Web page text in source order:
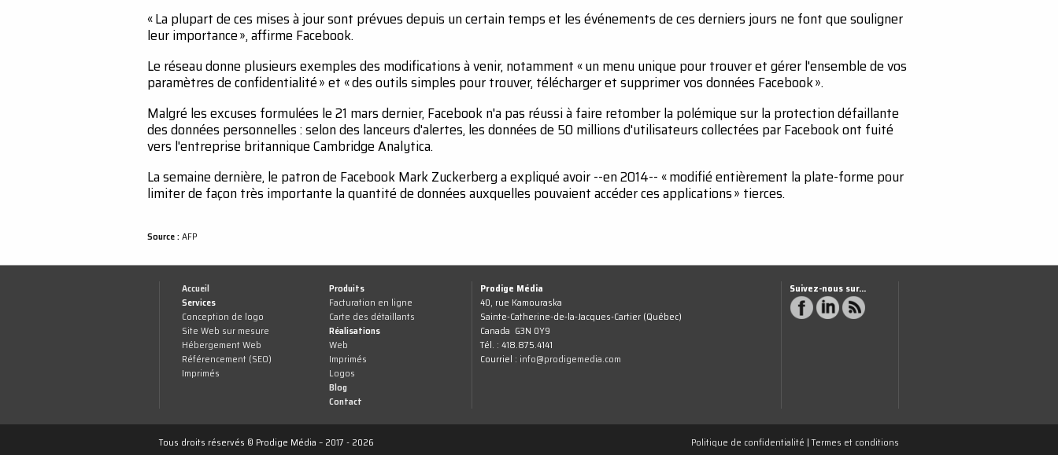
« La plupart de ces mises à jour sont prévues depuis un certain temps et les événements de ces derniers jours ne font que souligner
leur importance », affirme Facebook.
Le réseau donne plusieurs exemples des modifications à venir, notamment « un menu unique pour trouver et gérer l'ensemble de vos
paramètres de confidentialité » et « des outils simples pour trouver, télécharger et supprimer vos données Facebook ».
Malgré les excuses formulées le 21 mars dernier, Facebook n'a pas réussi à faire retomber la polémique sur la protection défaillante
des données personnelles : selon des lanceurs d'alertes, les données de 50 millions d'utilisateurs collectées par Facebook ont fuité
vers l'entreprise britannique Cambridge Analytica.
La semaine dernière, le patron de Facebook Mark Zuckerberg a expliqué avoir --en 2014-- « modifié entièrement la plate-forme pour
limiter de façon très importante la quantité de données auxquelles pouvaient accéder ces applications » tierces.
Source :AFP
Accueil
Services
Conception de logo
Site Web sur mesure
Hébergement Web
Référencement (SEO)
Imprimés
Produits
Facturation en ligne
Carte des détaillants
Réalisations
Web
Imprimés
Logos
Blog
Contact
Prodige Média
40, rue Kamouraska
Sainte-Catherine-de-la-Jacques-Cartier (Québec)
Canada G3N 0Y9
Tél. : 418.875.4141
Courriel : info@prodigemedia.com
Suivez-nous sur...
Tous droits réservés © Prodige Média – 2017 - 2026 Politique de confidentialité |Termes et conditions